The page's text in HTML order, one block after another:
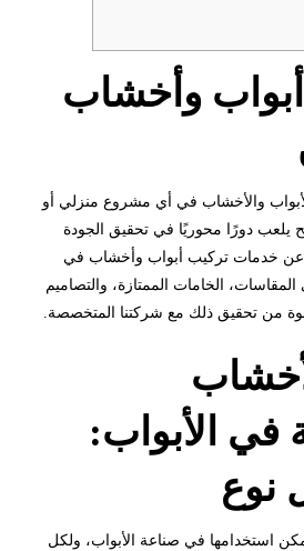
وأخشاب
الأبواب والأخشاب في أي مشروع منزلي أو
يلعب دورًا محوريًا في تحقيق الجودة
عن خدمات تركيب أبواب وأخشاب في
الخامات الممتازة، والتصاميم
من تحقيق ذلك مع شركتنا المتخصصة.
في الأبواب:
نوع
استخدامها في صناعة الأبواب، ولكل